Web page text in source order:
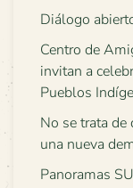
Diálogo
Centro de
invitan a
Pueblos
No se trata
una nueva
Panoramas